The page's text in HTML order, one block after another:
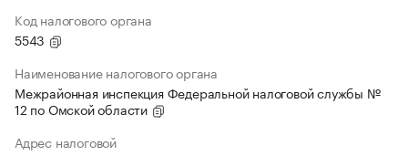
Код налогового органа
5543
Наименование налогового органа
Межрайонная инспекция Федеральной налоговой службы №
12 по Омской области
Адрес налоговой